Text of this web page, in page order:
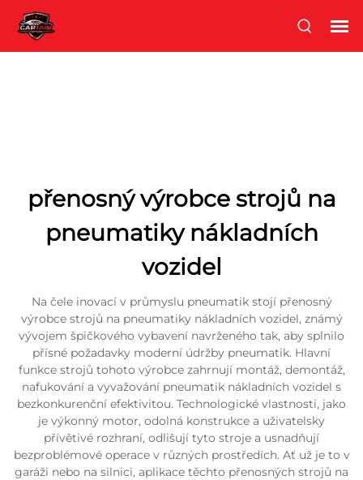
přenosný výrobce strojů na
pneumatiky nákladních
vozidel
Na čele inovací v průmyslu pneumatik stojí přenosný
výrobce strojů na pneumatiky nákladních vozidel, známý
vývojem špičkového vybavení navrženého tak, aby splnilo
přísné požadavky moderní údržby pneumatik. Hlavní
funkce strojů tohoto výrobce zahrnují montáž, demontáž,
nafukování a vyvažování pneumatik nákladních vozidel s
bezkonkurenční efektivitou. Technologické vlastnosti, jako
je výkonný motor, odolná konstrukce a uživatelsky
přívětivé rozhraní, odlišují tyto stroje a usnadňují
bezproblémové operace v různých prostředích. Ať už je to v
garáži nebo na silnici, aplikace těchto přenosných strojů na